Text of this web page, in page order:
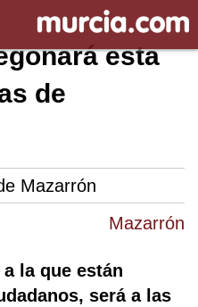
Mazarrón
esta
de
Mazarrón
la que están
será a las